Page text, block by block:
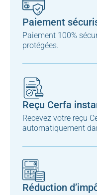
Paiement
Paiement 100%
protégées.
Reçu Cerfa
Recevez votre reçu
automatiquement
Réduction